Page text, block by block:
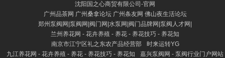
沈阳国之心商贸有限公司-官网
广州品茶网 广州桑拿论坛 广州条友网 佛山夜生活论坛
郑州泵阀网|泵阀网|阀门网|水泵网|阀门品牌网|泵阀人才网|
兰州养花网 - 花卉养殖 - 养花 - 养花技巧 - 养花知
南京市江宁区礼之东农产品经营部
时来运转YG
九江养花网 - 花卉养殖 - 养花 - 养花技巧 - 养花知
嘉兴泵阀网 - 泵阀行业门户网站